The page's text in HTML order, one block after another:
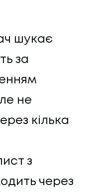
шукає
за
не
кілька
з
через